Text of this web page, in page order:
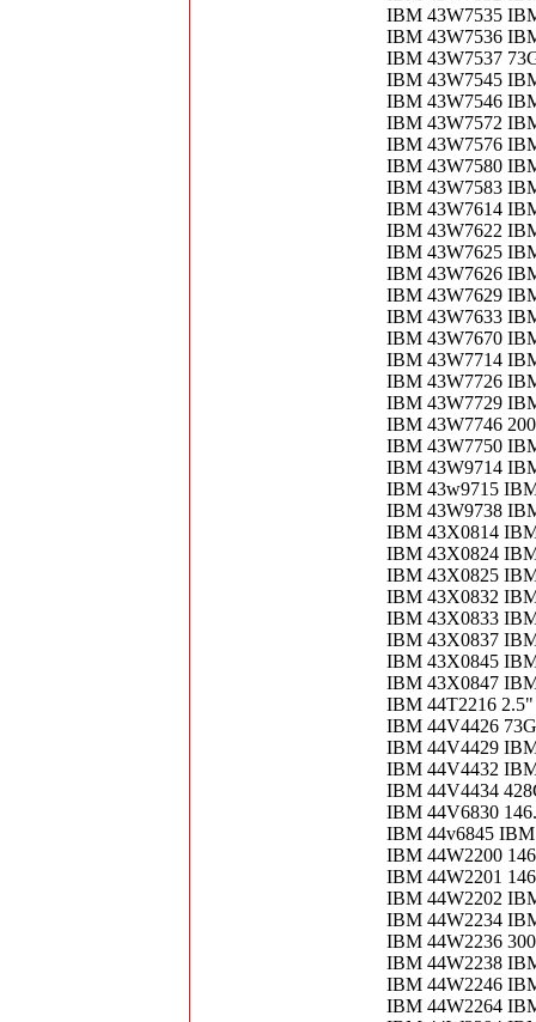
IBM 43W7535
IBM 43W7536
IBM 43W7537
IBM 43W7545
IBM 43W7546
IBM 43W7572
IBM 43W7576
IBM 43W7580
IBM 43W7583
IBM 43W7614
IBM 43W7622
IBM 43W7625
IBM 43W7626
IBM 43W7629
IBM 43W7633
IBM 43W7670
IBM 43W7714
IBM 43W7726
IBM 43W7729
IBM 43W7746
IBM 43W7750
IBM 43W9714
IBM 43w9715
IBM 43W9738
IBM 43X0814
IBM 43X0824
IBM 43X0825
IBM 43X0832
IBM 43X0833
IBM 43X0837
IBM 43X0845
IBM 43X0847
IBM 44T2216
IBM 44V4426
IBM 44V4429
IBM 44V4432
IBM 44V4434
IBM 44V6830
IBM 44v6845
IBM 44W2200
IBM 44W2201
IBM 44W2202
IBM 44W2234
IBM 44W2236
IBM 44W2238
IBM 44W2246
IBM 44W2264